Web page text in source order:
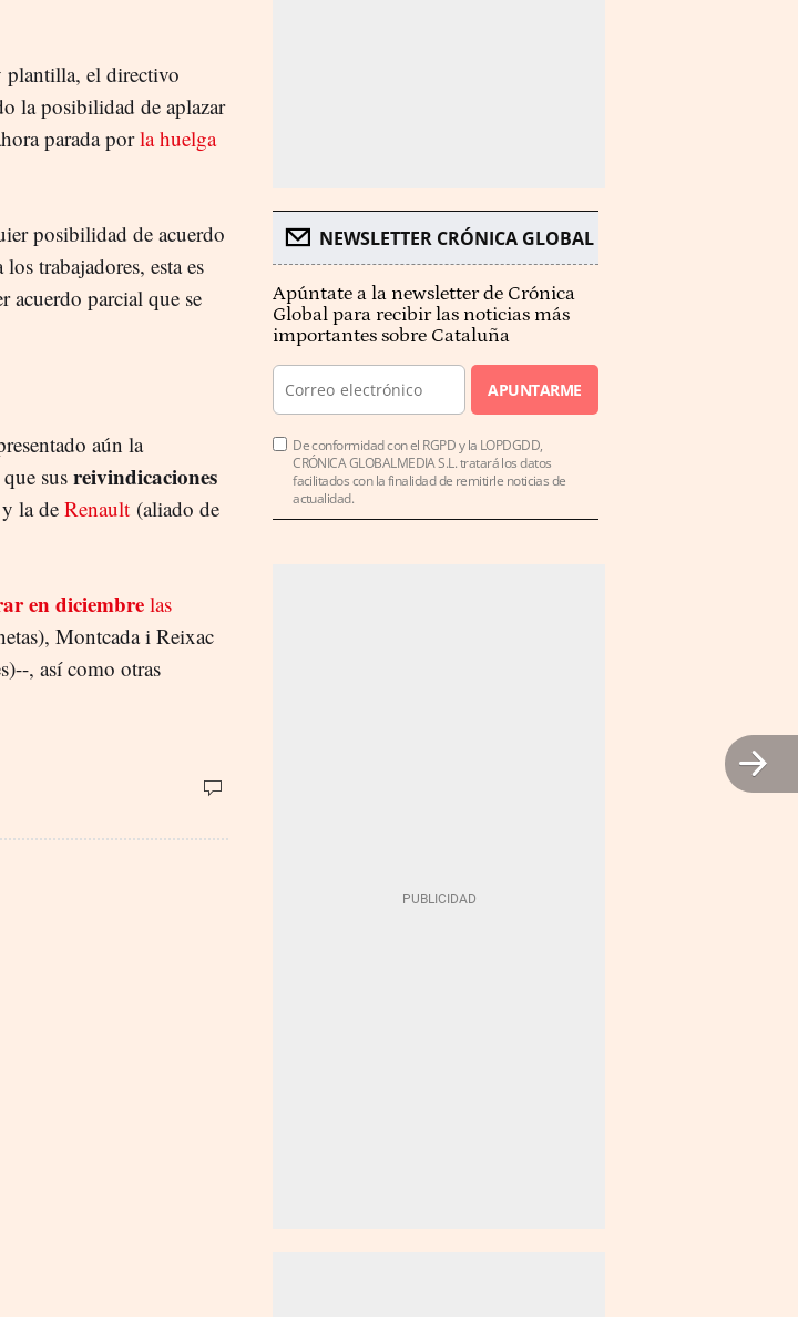
plantilla, el directivo
la posibilidad de aplazar
parada porla huelga
posibilidad de acuerdo
los trabajadores, esta es
acuerdo parcial que se
aún la
susreivindicaciones
la de Renault (aliado de
en diciembre las
Montcada i Reixac
, así como otras
NEWSLETTER CRÓNICA GLOBAL
Apúntate a la newsletter de Crónica
Global para recibir las noticias más
importantes sobre Cataluña
APUNTARME
De conformidad con el RGPD y la LOPDGDD,
CRÓNICA GLOBALMEDIA S.L. tratará los datos
facilitados con la finalidad de remitirle noticias de
actualidad.